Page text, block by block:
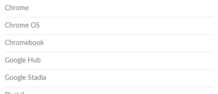
Chrome
Chrome OS
Chromebook
Google Hub
Google Stadia